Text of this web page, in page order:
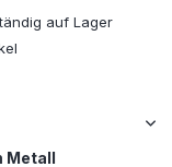
auf Lager
Metall